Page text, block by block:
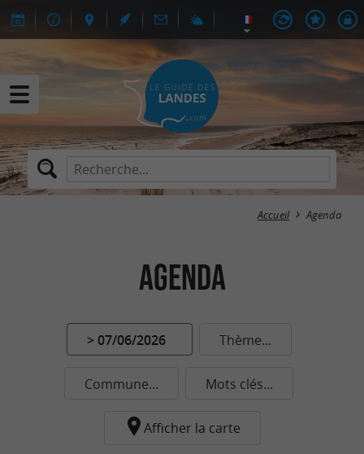
Accueil Agenda
Agenda
> 07/06/2026 Thème...
Commune... Mots clés...
Afficher la carte